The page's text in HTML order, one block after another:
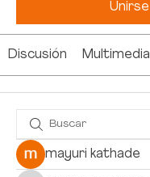
Unirse
Discusión Multimedia
mayuri kathade